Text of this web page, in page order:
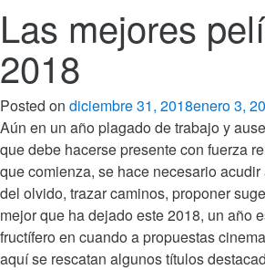
Las mejores
2018
Posted on diciembre 31, 2018enero 3,
Aún en un año plagado de trabajo y
que debe hacerse presente con fuerza
que comienza, se hace necesario
del olvido, trazar caminos, proponer
mejor que ha dejado este 2018, un año
fructífero en cuando a propuestas
aquí se rescatan algunos títulos